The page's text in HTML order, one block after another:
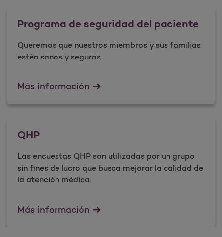
Programa de seguridad del paciente
Queremos que nuestros miembros y sus familias
estén sanos y seguros.
Más información Programa de seguridad del
QHP
Las encuestas QHP son utilizadas por un grupo
sin fines de lucro que busca mejorar la calidad de
la atención médica.
Más información QHP